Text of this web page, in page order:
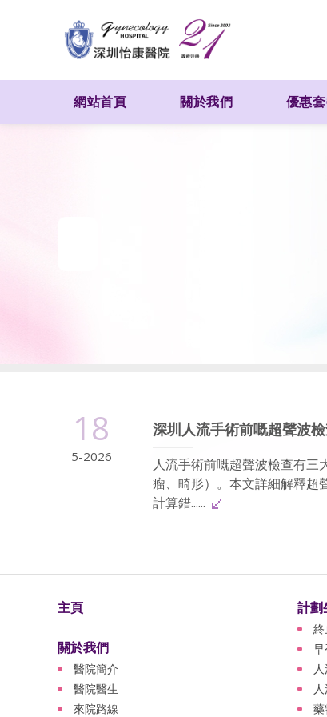
網站首頁 關於我們 優惠
18
5-2026
深圳人流手術前嘅超聲波
人流手術前嘅超聲波檢查有
瘤、畸形）。本文詳細解釋超
計算錯......
主頁
關於我們
醫院簡介
醫院醫生
來院路線
計劃
早
藥